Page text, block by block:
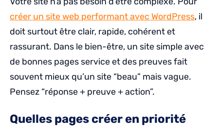
créer un site web performant avec WordPress, il
doit surtout être clair, rapide, cohérent et
rassurant. Dans le bien-être, un site simple avec
de bonnes pages service et des preuves fait
souvent mieux qu’un site “beau” mais vague.
Pensez “réponse + preuve + action”.
Quelles pages créer en priorité